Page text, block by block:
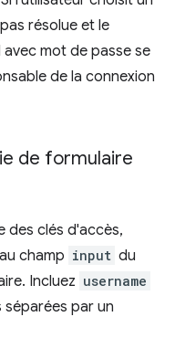
résolue et le
mot de passe se
de la connexion
de formulaire
des clés d'accès,
au champ input du
Incluez username
par un